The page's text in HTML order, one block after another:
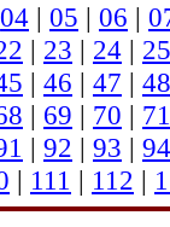
04 | 05 | 06 |
| 23 | 24 | 25
| 46 | 47 | 48
| 69 | 70 | 71
| 92 | 93 | 94
| 111 | 112 |